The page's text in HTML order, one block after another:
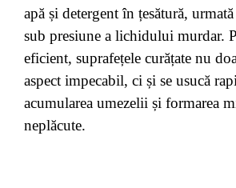
apă și detergent în țesătură,
sub presiune a lichidului murdar.
eficient, suprafețele curățate nu
aspect impecabil, ci și se usucă
acumularea umezelii și formarea
neplăcute.